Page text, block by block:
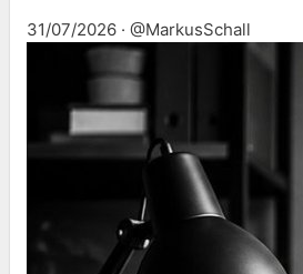
31/07/2026 · @MarkusSchall